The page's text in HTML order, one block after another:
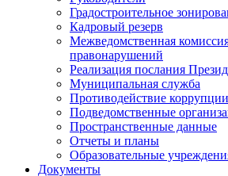
Градостроительное
Кадровый резерв
Межведомственная
правонарушений
Реализация послания
Муниципальная служба
Противодействие коррупции
Подведомственные
Пространственные данные
Отчеты и планы
Образовательные
Документы